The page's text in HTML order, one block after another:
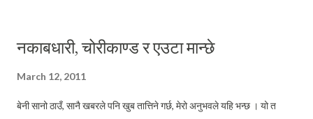
पत्रिकाको विश्वसनीयता माथि प्रश्न त उठ्यो नी ? हैन र ? जैरे एउटा फोटो नचिन्ने
दुरूस्तै छापिएको हुन्छ । र , झन अर्काको नाममा त्यो खबर राष्ट्रिय पत्रि...
नकाबधारी, चोरीकाण्ड र एउटा मान्छे
March 12, 2011
बेनी सानो ठाउँ, सानै खबरले पनि खुब तात्तिने गर्छ, मेरो अनुभवले यहि भन्छ । यो त